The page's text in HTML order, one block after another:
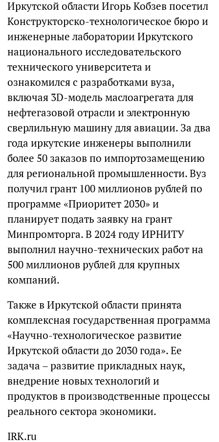
Иркутской области Игорь Кобзев посетил
Конструкторско-технологическое бюро и
инженерные лаборатории Иркутского
национального исследовательского
технического университета и
ознакомился с разработками вуза,
включая 3D-модель маслоагрегата для
нефтегазовой отрасли и электронную
сверлильную машину для авиации. За два
года иркутские инженеры выполнили
более 50 заказов по импортозамещению
для региональной промышленности. Вуз
получил грант 100 миллионов рублей по
программе «Приоритет 2030» и
планирует подать заявку на грант
Минпромторга. В 2024 году ИРНИТУ
выполнил научно-технических работ на
500 миллионов рублей для крупных
компаний.
Также в Иркутской области принята
комплексная государственная программа
«Научно-технологическое развитие
Иркутской области до 2030 года». Ее
задача – развитие прикладных наук,
внедрение новых технологий и
продуктов в производственные процессы
реального сектора экономики.
IRK.ru